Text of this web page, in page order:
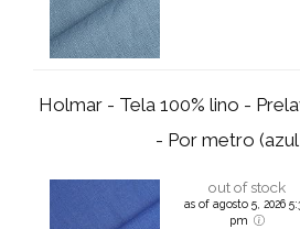
Holmar - Tela 100% lino -
- Por metro
out of stock
as of agosto 5, 2026
pm